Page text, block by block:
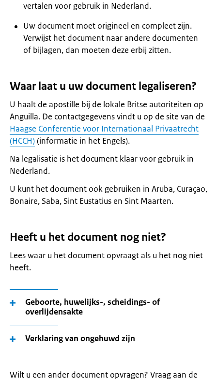
vertalen voor gebruik in Nederland.
Uw document moet origineel en compleet zijn.
Verwijst het document naar andere documenten
of bijlagen, dan moeten deze erbij zitten.
Waar laat u uw document legaliseren?
U haalt de apostille bij de lokale Britse autoriteiten op
Anguilla. De contactgegevens vindt u op de site van de
Haagse Conferentie voor Internationaal Privaatrecht
(HCCH)(informatie in het Engels).
Na legalisatie is het document klaar voor gebruik in
Nederland.
U kunt het document ook gebruiken in Aruba, Curaçao,
Bonaire, Saba, Sint Eustatius en Sint Maarten.
Heeft u het document nog niet?
Lees waar u het document opvraagt als u het nog niet
heeft.
Geboorte, huwelijks-, scheidings- of
overlijdensakte
Verklaring van ongehuwd zijn
Wilt u een ander document opvragen? Vraag aan de